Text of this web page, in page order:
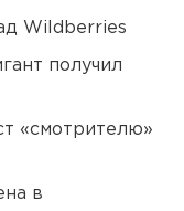
Wildberries
получил
«смотрителю»
в